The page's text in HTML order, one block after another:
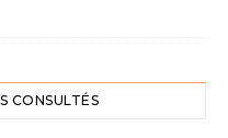
CONSULTÉS